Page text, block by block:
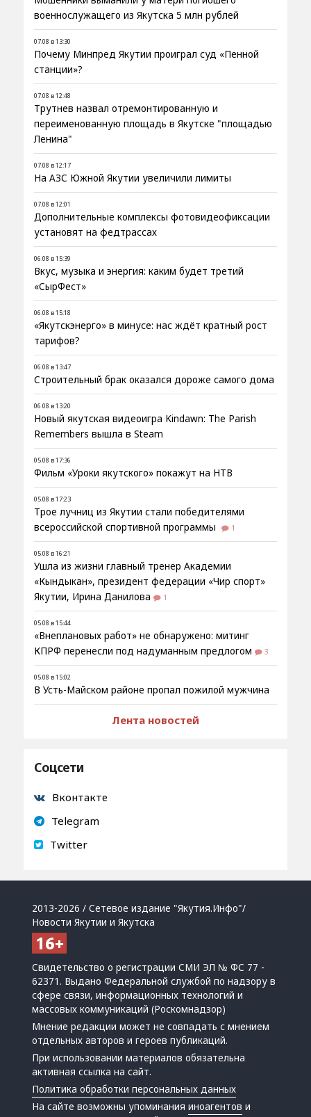
военнослужащего из Якутска 5 млн рублей
07.08 в 13:30
Почему Минпред Якутии проиграл суд «Пенной
станции»?
07.08 в 12:48
Трутнев назвал отремонтированную и
переименованную площадь в Якутске "площадью
Ленина"
07.08 в 12:17
На АЗС Южной Якутии увеличили лимиты
07.08 в 12:01
Дополнительные комплексы фотовидеофиксации
установят на федтрассах
06.08 в 15:39
Вкус, музыка и энергия: каким будет третий
«СырФест»
06.08 в 15:18
«Якутскэнерго» в минусе: нас ждёт кратный рост
тарифов?
06.08 в 13:47
Строительный брак оказался дороже самого дома
06.08 в 13:20
Новый якутская видеоигра Kindawn: The Parish
Remembers вышла в Steam
05.08 в 17:36
Фильм «Уроки якутского» покажут на НТВ
05.08 в 17:23
Трое лучниц из Якутии стали победителями
всероссийской спортивной программы
1
05.08 в 16:21
Ушла из жизни главный тренер Академии
«Кындыкан», президент федерации «Чир спорт»
Якутии, Ирина Данилова
1
05.08 в 15:44
«Внеплановых работ» не обнаружено: митинг
КПРФ перенесли под надуманным предлогом
3
05.08 в 15:02
В Усть-Майском районе пропал пожилой мужчина
Лента новостей
Соцсети
Вконтакте
Telegram
Twitter
2013-2026 / Сетевое издание "Якутия.Инфо"/
Новости Якутии и Якутска
Свидетельство о регистрации СМИ ЭЛ № ФС 77 -
62371. Выдано Федеральной службой по надзору в
сфере связи, информационных технологий и
массовых коммуникаций (Роскомнадзор)
Мнение редакции может не совпадать с мнением
отдельных авторов и героев публикаций.
При использовании материалов обязательна
активная ссылка на сайт.
Политика обработки персональных данных
На сайте возможны упоминанияиноагентов и